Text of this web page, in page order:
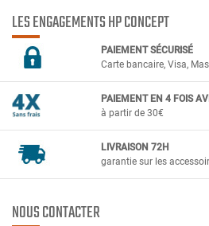
LES ENGAGEMENTS HP CONCEPT
PAIEMENT SÉCURISÉ
Carte bancaire, Visa,
PAIEMENT EN 4 FOIS
à partir de 30€
LIVRAISON 72H
garantie sur les
NOUS CONTACTER